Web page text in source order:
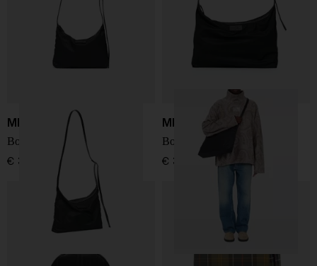
MM6 Maison Margiela
Borsa a tracolla Numeric
€ 350,00
MM6 Maison Margiela
Borsa a tracolla in nylon
€ 390,00